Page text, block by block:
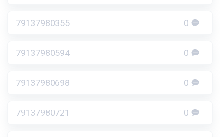
79137980355 0
79137980594 0
79137980698 0
79137980721 0